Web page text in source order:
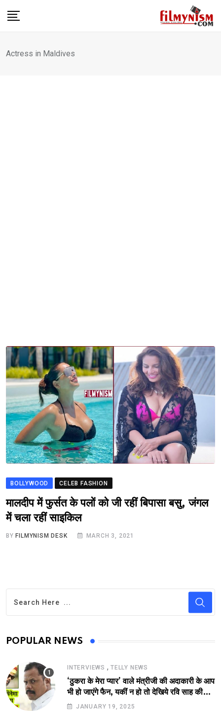
Actress in Maldives
BOLLYWOOD CELEB FASHION
मालदीप में फुर्सत के पलों को जी रहीं बिपासा बसु, जंगल
में चला रहीं साइकिल
BY FILMYNISM DESK MARCH 3, 2021
POPULAR NEWS
INTERVIEWS , TELLY NEWS
‘ठुकरा के मेरा प्यार’ वाले मंत्रीजी की अदाकारी के आप
भी हो जाएंगे फैन, यकीं न हो तो देखिये रवि साह की
दमदार भूमिका
JANUARY 19, 2025